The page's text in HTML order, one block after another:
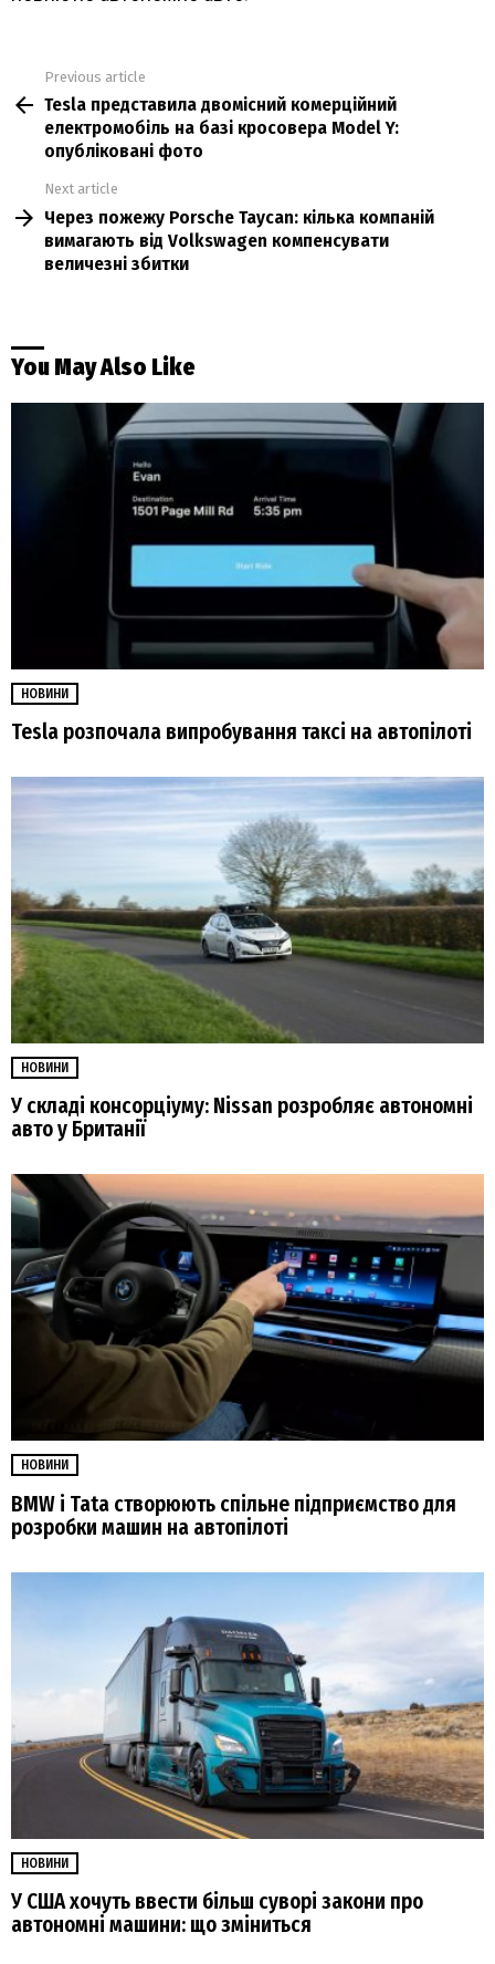
more
Previous article
Tesla представила двомісний комерційний
електромобіль на базі кросовера Model Y:
опубліковані фото
Next article
Через пожежу Porsche Taycan: кілька компаній
вимагають від Volkswagen компенсувати
величезні збитки
You May Also Like
НОВИНИ
Tesla розпочала випробування таксі на автопілоті
НОВИНИ
У складі консорціуму: Nissan розробляє автономні
авто у Британії
НОВИНИ
BMW і Tata створюють спільне підприємство для
розробки машин на автопілоті
НОВИНИ
У США хочуть ввести більш суворі закони про
автономні машини: що зміниться